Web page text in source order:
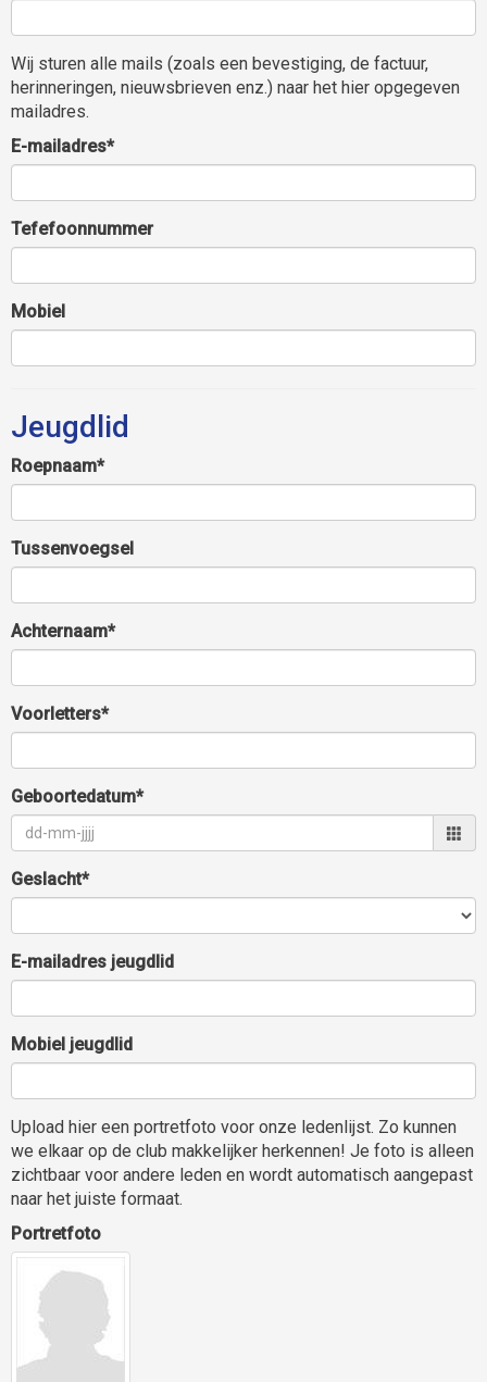
Wij sturen alle mails (zoals een bevestiging, de factuur,
herinneringen, nieuwsbrieven enz.) naar het hier opgegeven
mailadres.
E-mailadres*
Tefefoonnummer
Mobiel
Jeugdlid
Roepnaam*
Tussenvoegsel
Achternaam*
Voorletters*
Geboortedatum*
Geslacht*
E-mailadres jeugdlid
Mobiel jeugdlid
Upload hier een portretfoto voor onze ledenlijst. Zo kunnen
we elkaar op de club makkelijker herkennen! Je foto is alleen
zichtbaar voor andere leden en wordt automatisch aangepast
naar het juiste formaat.
Portretfoto